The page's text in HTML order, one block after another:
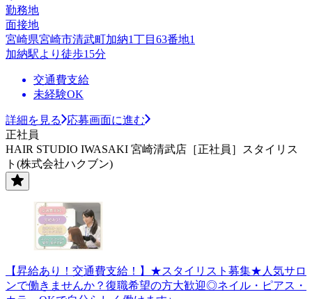
勤務地
面接地
宮崎県宮崎市清武町加納1丁目63番地1
加納駅より徒歩15分
交通費支給
未経験OK
詳細を見る
応募画面に進む
正社員
HAIR STUDIO IWASAKI 宮崎清武店［正社員］スタイリス
ト(株式会社ハクブン)
【昇給あり！交通費支給！】★スタイリスト募集★人気サロ
ンで働きませんか？復職希望の方大歓迎◎ネイル・ピアス・